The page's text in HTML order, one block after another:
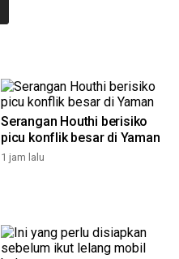
Serangan Houthi berisiko
picu konflik besar di Yaman
1 jam lalu